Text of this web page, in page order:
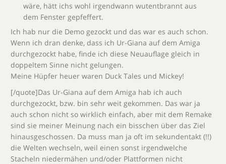
wäre, hätt ichs wohl irgendwann wutentbrannt aus
dem Fenster gepfeffert.
Ich hab nur die Demo gezockt und das war es auch schon.
Wenn ich dran denke, dass ich Ur-Giana auf dem Amiga
durchgezockt habe, finde ich diese Neuauflage gleich in
doppeltem Sinne nicht gelungen.
Meine Hüpfer heuer waren Duck Tales und Mickey!
[/quote]Das Ur-Giana auf dem Amiga hab ich auch
durchgezockt, bzw. bin sehr weit gekommen. Das war ja
auch schon nicht so wirklich einfach, aber mit dem Remake
sind sie meiner Meinung nach ein bisschen über das Ziel
hinausgeschossen. Da muss man ja oft im sekundentakt (!!)
die Welten wechseln, weil einen sonst irgendwelche
Stacheln niedermähen und/oder Plattformen nicht